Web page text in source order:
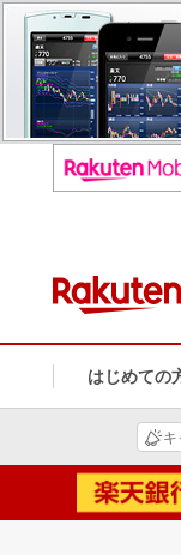
はじめての
キ